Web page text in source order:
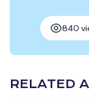
840
RELATED